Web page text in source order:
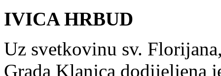
IVICA HRBUD
Uz svetkovinu sv.
Grada Klanjca dodijeljena